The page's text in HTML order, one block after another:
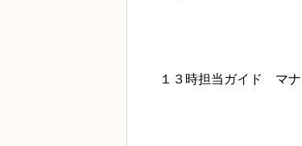
１３時担当ガイド マナ